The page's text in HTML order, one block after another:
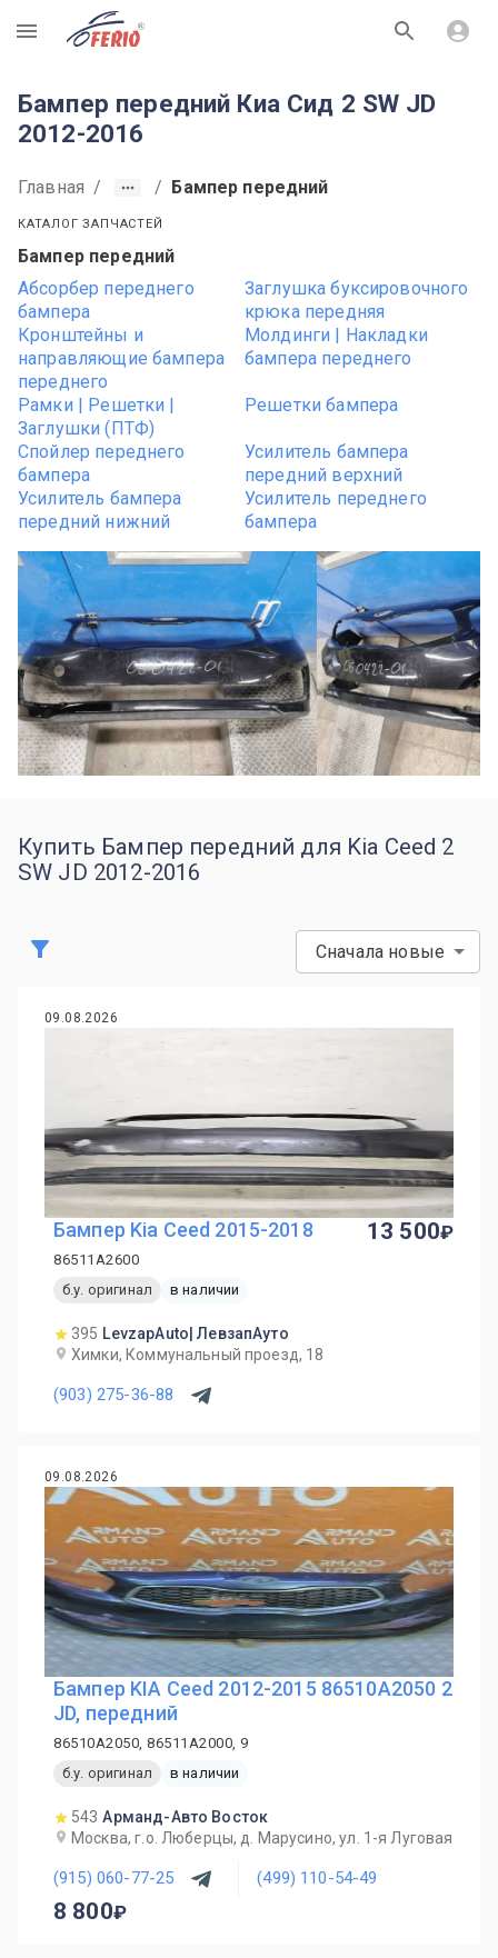
R
Бампер передний Киа Сид 2 SW JD
2012-2016
Главная / / Бампер передний
КАТАЛОГ ЗАПЧАСТЕЙ
Бампер передний
Абсорбер переднего
бампера
Заглушка буксировочного
крюка передняя
Кронштейны и
направляющие бампера
переднего
Молдинги | Накладки
бампера переднего
Рамки | Решетки |
Заглушки (ПТФ)
Решетки бампера
Спойлер переднего
бампера
Усилитель бампера
передний верхний
Усилитель бампера
передний нижний
Усилитель переднего
бампера
Купить Бампер передний для Kia Ceed 2
SW JD 2012-2016
Сначала новые
09.08.2026
Бампер Kia Ceed 2015-2018
86511A2600
б.у. оригинал
в наличии
395 LevzapAuto| ЛевзапАуто
Химки, Коммунальный проезд, 18
(903) 275-36-88
13 500
09.08.2026
Бампер KIA Ceed 2012-2015 86510A2050 2
JD, передний
86510A2050, 86511A2000, 9
б.у. оригинал
в наличии
543 Арманд-Авто Восток
Москва, г.о. Люберцы, д. Марусино, ул. 1-я Луговая
(915) 060-77-25 (499) 110-54-49
8 800